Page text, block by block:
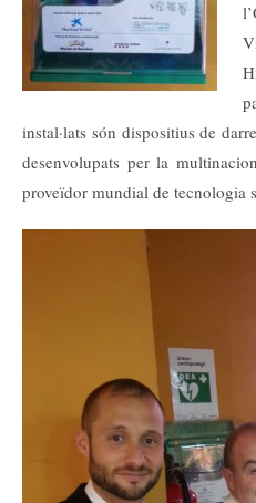
instal·lats són dispositius de
desenvolupats per la
proveïdor mundial de tecnologia